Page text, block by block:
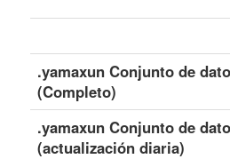
.yamaxun Conjunto de
(Completo)
.yamaxun Conjunto de
(actualización diaria)